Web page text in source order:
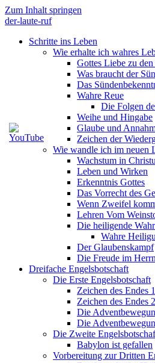
Zum Inhalt springen
der-laute-ruf
Schritte ins Leben
Wie erhalte ich wahres
Gottes Liebe zu
Was braucht der
Das
Wahre Reue
Die Folgen
Weihe und Hingabe
Glaube und
Zeichen der
Wie wandle ich im neuen
Wachstum in
Leben und Wirken
Erkenntnis Gottes
Das Vorrecht des
Wenn Zweifel
Lehren Vom
Die heiligende
Wahre
Der Glaubenskampf
Die Freude im Herrn
Dreifache Engelsbotschaft
Die Erste Engelsbotschaft
Zeichen des Endes
Zeichen des Endes
Die
Die
Die Zweite
Babylon ist gefallen
Vorbereitung zur Dritten